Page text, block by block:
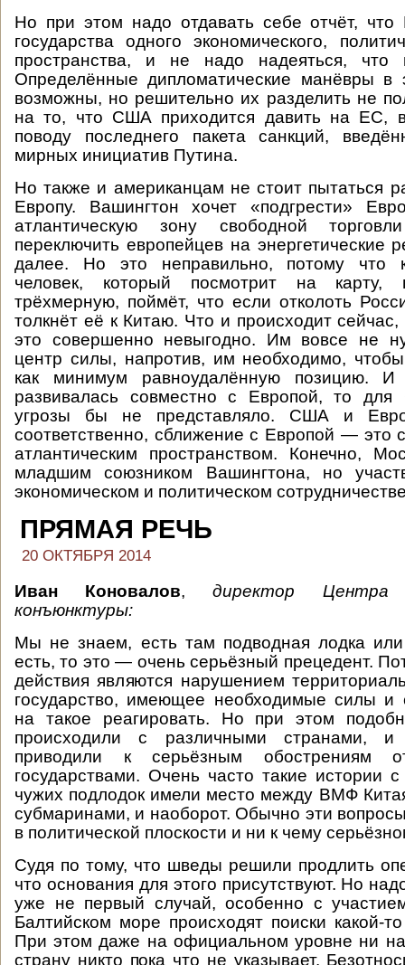
Но при этом надо отдавать себе отчёт,
государства одного экономического,
пространства, и не надо надеяться,
Определённые дипломатические манёвры в
возможны, но решительно их разделить не
на то, что США приходится давить на ЕС,
поводу последнего пакета санкций,
мирных инициатив Путина.
Но также и американцам не стоит пытаться
Европу. Вашингтон хочет «подгрести»
атлантическую зону свободной
переключить европейцев на
далее. Но это неправильно, потому что
человек, который посмотрит на
трёхмерную, поймёт, что если отколоть
толкнёт её к Китаю. Что и происходит
это совершенно невыгодно. Им вовсе не
центр силы, напротив, им необходимо,
как минимум равноудалённую позицию.
развивалась совместно с Европой, то
угрозы бы не представляло. США и
соответственно, сближение с Европой — это
атлантическим пространством. Конечно,
младшим союзником Вашингтона, но
экономическом и политическом
ПРЯМАЯ РЕЧЬ
20 ОКТЯБРЯ 2014
Иван Коновалов,директор Центра
конъюнктуры:
Мы не знаем, есть там подводная лодка
есть, то это — очень серьёзный прецедент.
действия являются нарушением
государство, имеющее необходимые силы и
на такое реагировать. Но при этом
происходили с различными странами,
приводили к серьёзным обострениям
государствами. Очень часто такие истории
чужих подлодок имели место между ВМФ
субмаринами, и наоборот. Обычно эти
в политической плоскости и ни к чему
Судя по тому, что шведы решили продлить
что основания для этого присутствуют. Но
уже не первый случай, особенно с
Балтийском море происходят поиски какой-
При этом даже на официальном уровне ни на
страну никто пока что не указывает.